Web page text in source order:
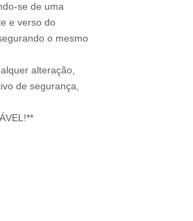
se de uma
e verso do
o mesmo
alteração,
de segurança,
**EM CASO DE NO-SHOW PRODUTO NÃO REEMBOLSÁVEL!**